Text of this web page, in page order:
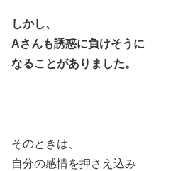
しかし、
Aさんも誘惑に負けそうに
なることがありました。
そのときは、
自分の感情を押さえ込み